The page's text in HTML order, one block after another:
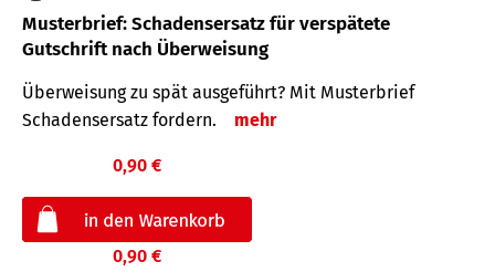
Musterbrief: Schadensersatz für verspätete
Gutschrift nach Überweisung
Überweisung zu spät ausgeführt? Mit Musterbrief
Schadensersatz fordern.
mehr
0,90 €
0,90 €